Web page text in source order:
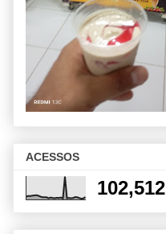
ACESSOS
102,512